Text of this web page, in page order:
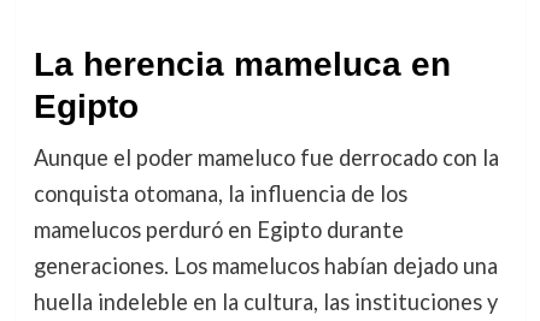
La herencia mameluca en
Egipto
Aunque el poder mameluco fue derrocado con la
conquista otomana, la influencia de los
mamelucos perduró en Egipto durante
generaciones. Los mamelucos habían dejado una
huella indeleble en la cultura, las instituciones y